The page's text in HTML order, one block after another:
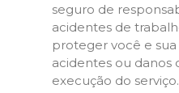
seguro de
acidentes de
proteger você e
acidentes ou danos
execução do serviço.